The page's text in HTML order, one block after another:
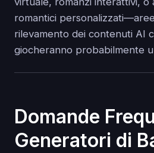
romantici
rilevamento dei contenuti AI
giocheranno probabilmente
Domande
Generatori di